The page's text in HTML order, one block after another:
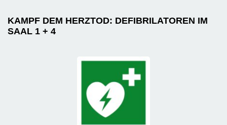
KAMPF DEM HERZTOD: DEFIBRILATOREN IM
SAAL 1 + 4